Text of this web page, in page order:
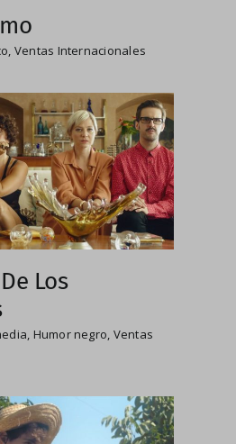
, Ventas Internacionales
Los
, Humor negro, Ventas